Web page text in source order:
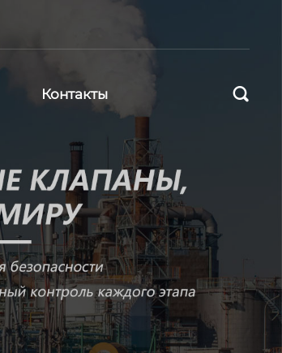
Контакты 